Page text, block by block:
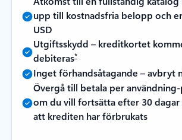
upp till kostnadsfria belopp och
USD
Utgiftsskydd – kreditkortet
debiteras*
Inget förhandsåtagande – avbryt
Övergå till betala per
om du vill fortsätta efter 30
att krediten har förbrukats